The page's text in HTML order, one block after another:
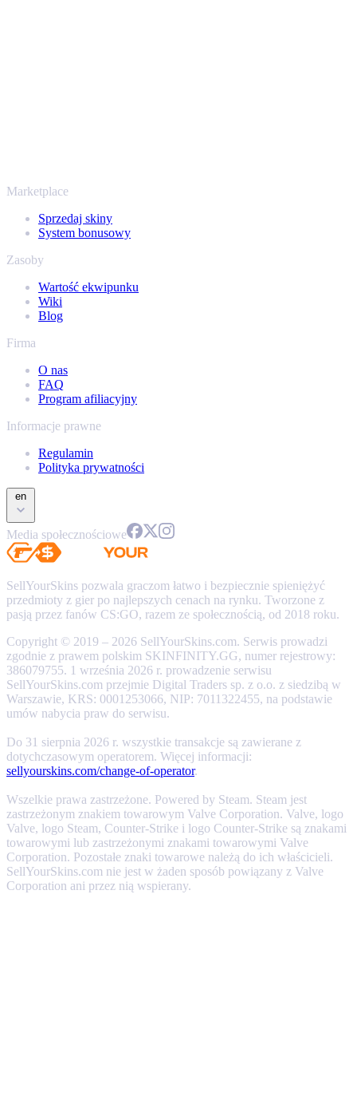
Marketplace
Sprzedaj skiny
System bonusowy
Zasoby
Wartość ekwipunku
Wiki
Blog
Firma
O nas
FAQ
Program afiliacyjny
Informacje prawne
Regulamin
Polityka prywatności
en
Media społecznościowe
SellYourSkins pozwala graczom łatwo i bezpiecznie spieniężyć
przedmioty z gier po najlepszych cenach na rynku. Tworzone z
pasją przez fanów CS:GO, razem ze społecznością, od 2018 roku.
Copyright © 2019 – 2026 SellYourSkins.com. Serwis prowadzi
zgodnie z prawem polskim SKINFINITY.GG, numer rejestrowy:
386079755. 1 września 2026 r. prowadzenie serwisu
SellYourSkins.com przejmie Digital Traders sp. z o.o. z siedzibą w
Warszawie, KRS: 0001253066, NIP: 7011322455, na podstawie
umów nabycia praw do serwisu.
Do 31 sierpnia 2026 r. wszystkie transakcje są zawierane z
dotychczasowym operatorem. Więcej informacji:
sellyourskins.com/change-of-operator.
Wszelkie prawa zastrzeżone. Powered by Steam. Steam jest
zastrzeżonym znakiem towarowym Valve Corporation. Valve, logo
Valve, logo Steam, Counter-Strike i logo Counter-Strike są znakami
towarowymi lub zastrzeżonymi znakami towarowymi Valve
Corporation. Pozostałe znaki towarowe należą do ich właścicieli.
SellYourSkins.com nie jest w żaden sposób powiązany z Valve
Corporation ani przez nią wspierany.